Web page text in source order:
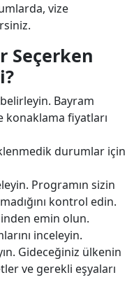
vize
Seçerken
Bayram
fiyatları
durumlar için
Programın sizin
kontrol edin.
emin olun.
inceleyin.
Gideceğiniz ülkenin
ve gerekli eşyaları